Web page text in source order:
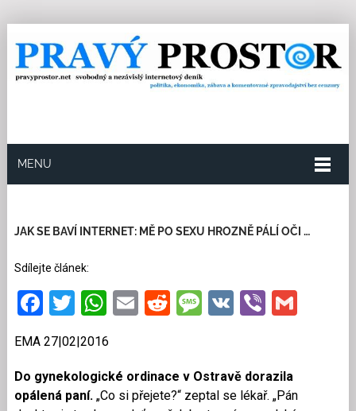
MENU
JAK SE BAVÍ INTERNET: MĚ PO SEXU HROZNĚ PÁLÍ OČI …
Sdílejte článek:
Facebook
Twitter
WhatsApp
EmailRedditMessage
VKViber
EMA 27|02|2016
Do gynekologické ordinace v Ostravě dorazila
opálená paní. „Co si přejete?“ zeptal se lékař. „Pán